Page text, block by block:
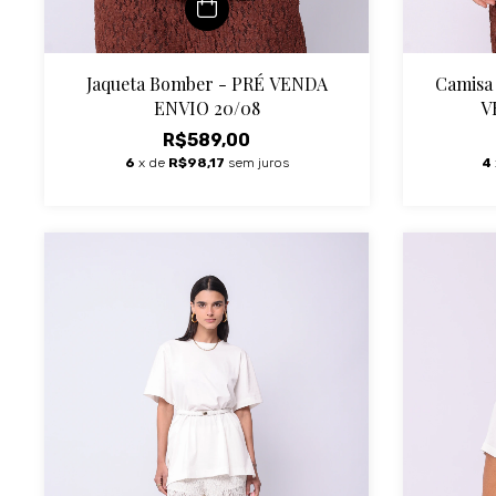
Jaqueta Bomber - PRÉ VENDA
ENVIO 20/08
R$589,00
6 x de R$98,17 sem juros 4